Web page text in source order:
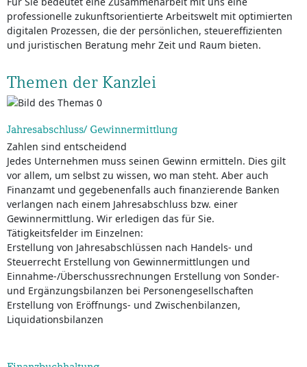
professionelle zukunftsorientierte Arbeitswelt mit optimierten
digitalen Prozessen, die der persönlichen, steuereffizienten
und juristischen Beratung mehr Zeit und Raum bieten.
Themen der Kanzlei
Jahresabschluss/ Gewinnermittlung
Zahlen sind entscheidend
Jedes Unternehmen muss seinen Gewinn ermitteln. Dies gilt
vor allem, um selbst zu wissen, wo man steht. Aber auch
Finanzamt und gegebenenfalls auch finanzierende Banken
verlangen nach einem Jahresabschluss bzw. einer
Gewinnermittlung. Wir erledigen das für Sie.
Tätigkeitsfelder im Einzelnen:
Erstellung von Jahresabschlüssen nach Handels- und
Steuerrecht Erstellung von Gewinnermittlungen und
Einnahme-/Überschussrechnungen Erstellung von Sonder-
und Ergänzungsbilanzen bei Personengesellschaften
Erstellung von Eröffnungs- und Zwischenbilanzen,
Liquidationsbilanzen